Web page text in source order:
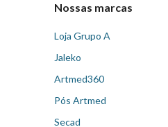
Nossas marcas
Loja Grupo A
Jaleko
Artmed360
Pós Artmed
Secad